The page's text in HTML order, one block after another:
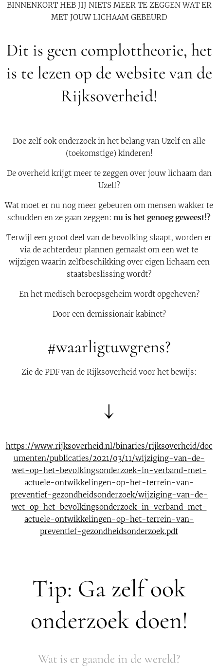
BINNENKORT HEB JIJ NIETS MEER TE ZEGGEN WAT ER
MET JOUW LICHAAM GEBEURD
Dit is geen complottheorie, het
is te lezen op de website van de
Rijksoverheid!
Doe zelf ook onderzoek in het belang van Uzelf en alle
(toekomstige) kinderen!
De overheid krijgt meer te zeggen over jouw lichaam dan
Uzelf?
Wat moet er nu nog meer gebeuren om mensen wakker te
schudden en ze gaan zeggen: nu is het genoeg geweest!?
Terwijl een groot deel van de bevolking slaapt, worden er
via de achterdeur plannen gemaakt om een wet te
wijzigen waarin zelfbeschikking over eigen lichaam een
staatsbeslissing wordt?
En het medisch beroepsgeheim wordt opgeheven?
Door een demissionair kabinet?
#waarligtuwgrens?
Zie de PDF van de Rijksoverheid voor het bewijs:
↓
https://www.rijksoverheid.nl/binaries/rijksoverheid/doc
umenten/publicaties/2021/03/11/wijziging-van-de-
wet-op-het-bevolkingsonderzoek-in-verband-met-
actuele-ontwikkelingen-op-het-terrein-van-
preventief-gezondheidsonderzoek/wijziging-van-de-
wet-op-het-bevolkingsonderzoek-in-verband-met-
actuele-ontwikkelingen-op-het-terrein-van-
preventief-gezondheidsonderzoek.pdf
Tip: Ga zelf ook
onderzoek doen!
Wat is er gaande in de wereld?